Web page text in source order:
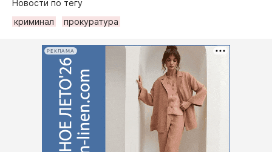
Новости по тегу
криминал
прокуратура
РЕКЛАМА